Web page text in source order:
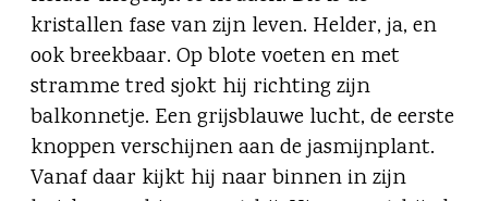
kristallen fase van zijn leven. Helder, ja, en
ook breekbaar. Op blote voeten en met
stramme tred sjokt hij richting zijn
balkonnetje. Een grijsblauwe lucht, de eerste
knoppen verschijnen aan de jasmijnplant.
Vanaf daar kijkt hij naar binnen in zijn